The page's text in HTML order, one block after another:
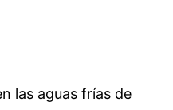
las aguas frías de